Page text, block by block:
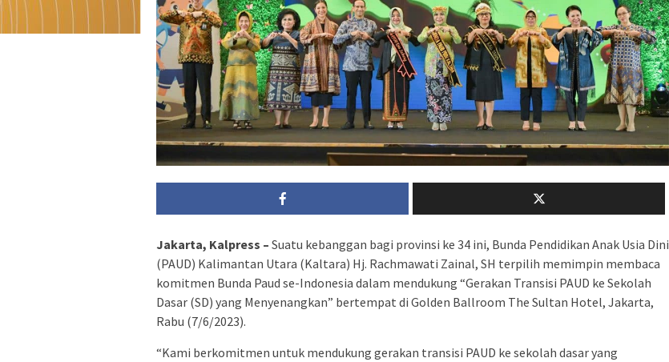
Jakarta, Kalpress – Suatu kebanggan bagi provinsi ke 34 ini, Bunda Pendidikan Anak Usia Dini
(PAUD) Kalimantan Utara (Kaltara) Hj. Rachmawati Zainal, SH terpilih memimpin membaca
komitmen Bunda Paud se-Indonesia dalam mendukung “Gerakan Transisi PAUD ke Sekolah
Dasar (SD) yang Menyenangkan” bertempat di Golden Ballroom The Sultan Hotel, Jakarta,
Rabu (7/6/2023).
“Kami berkomitmen untuk mendukung gerakan transisi PAUD ke sekolah dasar yang